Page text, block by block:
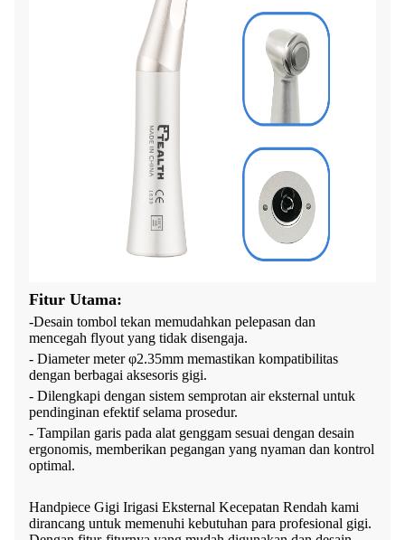
Fitur Utama:
-Desain tombol tekan memudahkan pelepasan dan
mencegah flyout yang tidak disengaja.
- Diameter meter φ2.35mm memastikan kompatibilitas
dengan berbagai aksesoris gigi.
- Dilengkapi dengan sistem semprotan air eksternal untuk
pendinginan efektif selama prosedur.
- Tampilan garis pada alat genggam sesuai dengan desain
ergonomis, memberikan pegangan yang nyaman dan kontrol
optimal.
Handpiece Gigi Irigasi Eksternal Kecepatan Rendah kami
dirancang untuk memenuhi kebutuhan para profesional gigi.